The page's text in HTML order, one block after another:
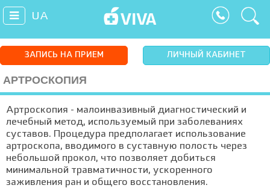
UA
ЗАПИСЬ НА ПРИЕМ ЛИЧНЫЙ КАБИНЕТ
АРТРОСКОПИЯ
Артроскопия - малоинвазивный диагностический и
лечебный метод, используемый при заболеваниях
суставов. Процедура предполагает использование
артроскопа, вводимого в суставную полость через
небольшой прокол, что позволяет добиться
минимальной травматичности, ускоренного
заживления ран и общего восстановления.